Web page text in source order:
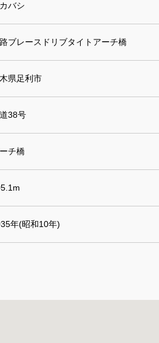
バシ
ブレースドリブタイトアーチ橋
県足利市
38号
チ橋
年(昭和10年)